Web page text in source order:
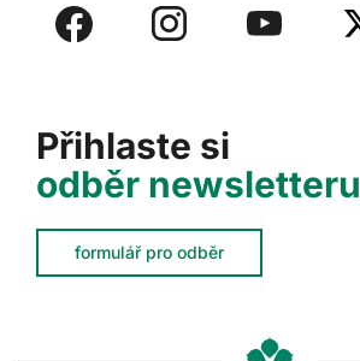
Přihlaste si
odběr newsletteru
formulář pro odběr